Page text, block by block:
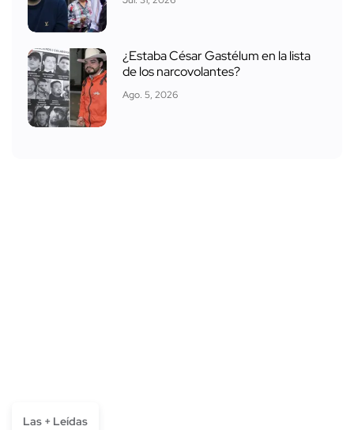
¿Estaba César Gastélum en la lista
de los narcovolantes?
Ago. 5, 2026
Las + Leídas